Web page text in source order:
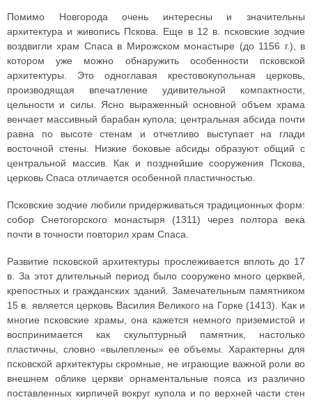
Помимо Новгорода очень интересны и значительны
архитектура и живопись Пскова. Еще в 12 в. псковские зодчие
воздвигли храм Спаса в Мирожском монастыре (до 1156 г.), в
котором уже можно обнаружить особенности псковской
архитектуры. Это одноглавая крестовокупольная церковь,
производящая впечатление удивительной компактности,
цельности и силы. Ясно выраженный основной объем храма
венчает массивный барабан купола; центральная абсида почти
равна по высоте стенам и отчетливо выступает на глади
восточной стены. Низкие боковые абсиды образуют общий с
центральной массив. Как и позднейшие сооружения Пскова,
церковь Спаса отличается особенной пластичностью.
Псковские зодчие любили придерживаться традиционных форм:
собор Снетогорского монастыря (1311) через полтора века
почти в точности повторил храм Спаса.
Развитие псковской архитектуры прослеживается вплоть до 17
в. За этот длительный период было сооружено много церквей,
крепостных и гражданских зданий. Замечательным памятником
15 в. является церковь Василия Великого на Горке (1413). Как и
многие псковские храмы, она кажется немного приземистой и
воспринимается как скульптурный памятник, настолько
пластичны, словно «вылеплены» ее объемы. Характерны для
псковской архитектуры скромные, не играющие важной роли во
внешнем облике церкви орнаментальные пояса из различно
поставленных кирпичей вокруг купола и по верхней части стен